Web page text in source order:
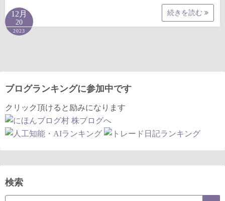
続きを読む
12月
20
2023
ブログランキングに参加中です
クリック頂けると励みになります
検索